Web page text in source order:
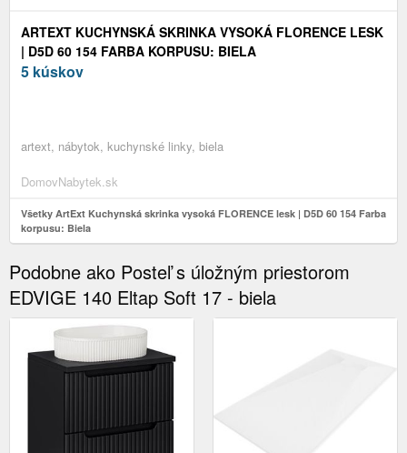
ARTEXT KUCHYNSKÁ SKRINKA VYSOKÁ FLORENCE LESK
| D5D 60 154 FARBA KORPUSU: BIELA
5 kúskov
artext, nábytok, kuchynské linky, biela
DomovNabytek.sk
Všetky ArtExt Kuchynská skrinka vysoká FLORENCE lesk | D5D 60 154 Farba
korpusu: Biela
Podobne ako Posteľ s úložným priestorom
EDVIGE 140 Eltap Soft 17 - biela